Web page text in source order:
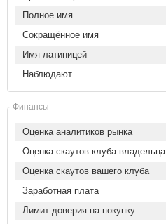
Полное имя
Сокращённое имя
Имя латиницей
Наблюдают
Финансы
Оценка аналитиков рынка
Оценка скаутов клуба владельца
Оценка скаутов вашего клуба
Заработная плата
Лимит доверия на покупку